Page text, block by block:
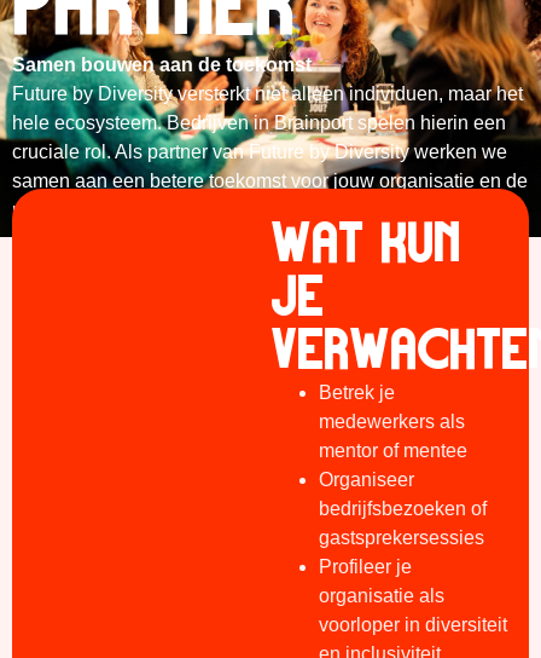
Samen bouwen aan de toekomst
Future by Diversity versterkt niet alleen individuen, maar het
hele ecosysteem. Bedrijven in Brainport spelen hierin een
cruciale rol. Als partner van Future by Diversity werken we
samen aan een betere toekomst voor jouw organisatie en de
regio.
WAT KUN
JE
Betrek je
medewerkers als
mentor of mentee
Organiseer
bedrijfsbezoeken of
gastsprekersessies
Profileer je
organisatie als
voorloper in diversiteit
en inclusiviteit